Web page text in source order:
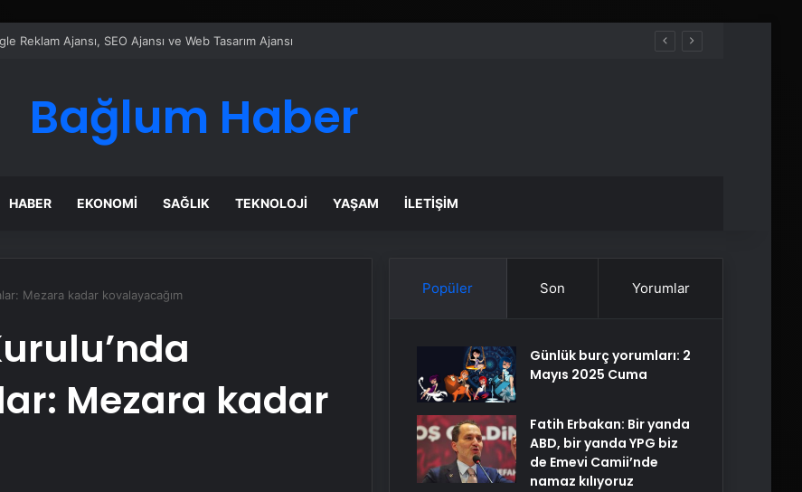
Taşımacılık Yazılımı
Bağlum Haber
HABER EKONOMI SAĞLIK TEKNOLOJI YAŞAM İLETIŞIM
Mezara kadar kovalayacağım
Mezara kadar
Popüler Son Yorumlar
Günlük burç yorumları: 2
Mayıs 2025 Cuma
Fatih Erbakan: Bir yanda
ABD, bir yanda YPG biz
de Emevi Camii’nde
namaz kılıyoruz